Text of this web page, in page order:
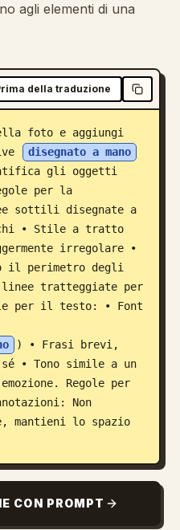
agli elementi di una
della traduzione
foto e aggiungi
disegnato a mano
gli oggetti
per la
sottili disegnate a
• Stile a tratto
irregolare •
il perimetro degli
linee tratteggiate per
per il testo: • Font
) • Frasi brevi,
• Tono simile a un
Regole per
Non
mantieni lo spazio
CON PROMPT